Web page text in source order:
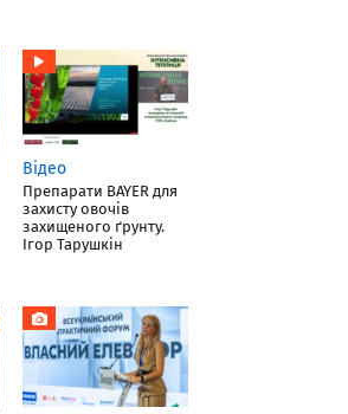
Відео
Препарати BAYER для
захисту овочів
захищеного ґрунту.
Ігор Тарушкін